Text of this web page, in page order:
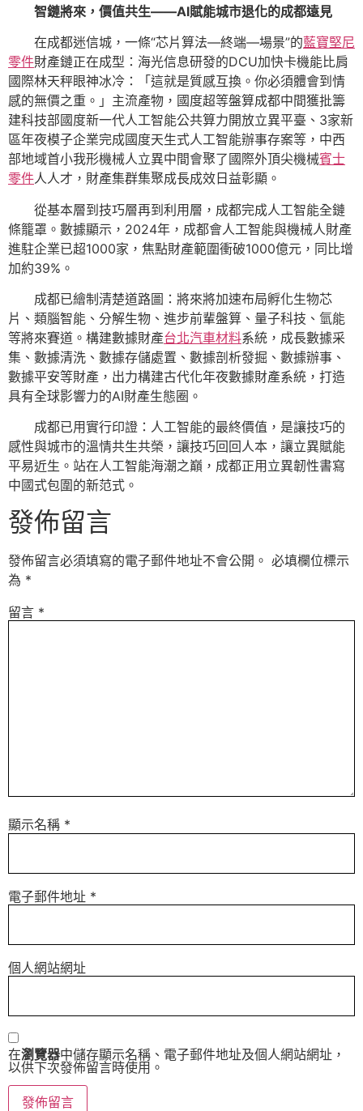
智鏈將來，價值共生——AI賦能城市退化的成都遠見
在成都迷信城，一條“芯片算法—終端—場景”的藍寶堅尼
零件財產鏈正在成型：海光信息研發的DCU加快卡機能比肩
國際林天秤眼神冰冷：「這就是質感互換。你必須體會到情
感的無價之重。」主流產物，國度超等盤算成都中間獲批籌
建科技部國度新一代人工智能公共算力開放立異平臺、3家新
區年夜模子企業完成國度天生式人工智能辦事存案等，中西
部地域首小我形機械人立異中間會聚了國際外頂尖機械賓士
零件人人才，財產集群集聚成長成效日益彰顯。
從基本層到技巧層再到利用層，成都完成人工智能全鏈
條籠罩。數據顯示，2024年，成都會人工智能與機械人財產
進駐企業已超1000家，焦點財產範圍衝破1000億元，同比增
加約39%。
成都已繪制清楚道路圖：將來將加速布局孵化生物芯
片、類腦智能、分解生物、進步前輩盤算、量子科技、氫能
等將來賽道。構建數據財產台北汽車材料系統，成長數據采
集、數據清洗、數據存儲處置、數據剖析發掘、數據辦事、
數據平安等財產，出力構建古代化年夜數據財產系統，打造
具有全球影響力的AI財產生態圈。
成都已用實行印證：人工智能的最終價值，是讓技巧的
感性與城市的溫情共生共榮，讓技巧回回人本，讓立異賦能
平易近生。站在人工智能海潮之巔，成都正用立異韌性書寫
中國式包圍的新范式。
發佈留言
發佈留言必須填寫的電子郵件地址不會公開。 必填欄位標示
為 *
留言 *
顯示名稱 *
電子郵件地址 *
個人網站網址
在瀏覽器中儲存顯示名稱、電子郵件地址及個人網站網址，
以供下次發佈留言時使用。